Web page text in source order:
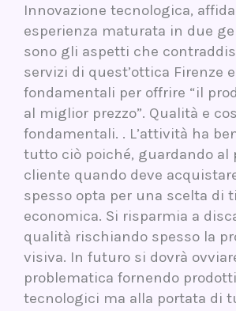
Innovazione tecnologica,
esperienza maturata in due
sono gli aspetti che
servizi di quest’ottica Firenze
fondamentali per offrire “il
al miglior prezzo”. Qualità e
fondamentali. . L’attività ha
tutto ciò poiché, guardando al
cliente quando deve
spesso opta per una scelta di
economica. Si risparmia a
qualità rischiando spesso la
visiva. In futuro si dovrà
problematica fornendo
tecnologici ma alla portata di